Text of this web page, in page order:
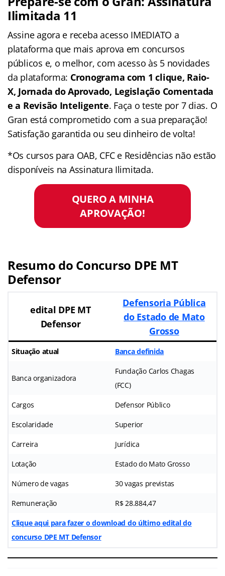
Ilimitada 11
Assine agora e receba acesso IMEDIATO a
plataforma que mais aprova em concursos
públicos e, o melhor, com acesso às 5 novidades
da plataforma: Cronograma com 1 clique, Raio-
X, Jornada do Aprovado, Legislação Comentada
e a Revisão Inteligente. Faça o teste por 7 dias. O
Gran está comprometido com a sua preparação!
Satisfação garantida ou seu dinheiro de volta!
*Os cursos para OAB, CFC e Residências não estão
disponíveis na Assinatura Ilimitada.
QUERO A MINHA
APROVAÇÃO!
Resumo do Concurso DPE MT
Defensor
edital DPE MT
Defensor
Defensoria Pública
do Estado de Mato
Grosso
Situação atual Banca definida
Banca organizadora
Fundação Carlos Chagas
(FCC)
Cargos Defensor Público
Escolaridade Superior
Carreira Jurídica
Lotação Estado do Mato Grosso
Número de vagas 30 vagas previstas
Remuneração R$ 28.884,47
Clique aqui para fazer o download do último edital do
concurso DPE MT Defensor